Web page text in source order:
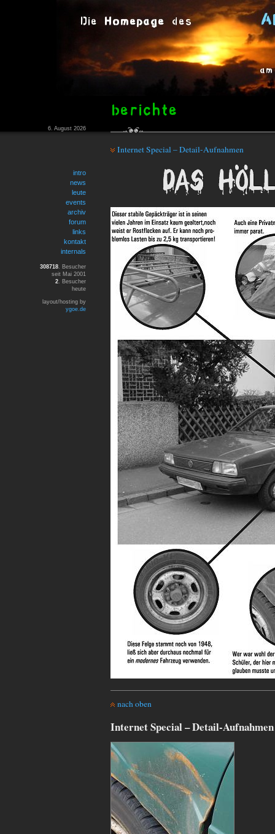
6. August 2026
intro
news
leute
events
archiv
forum
links
kontakt
internals
308718 . Besucher
seit Mai 2001
2 . Besucher
heute
layout/hosting by
ygoe.de
Internet Special – Detail-Aufnahmen
nach oben
Internet Special – Detail-Aufnahmen